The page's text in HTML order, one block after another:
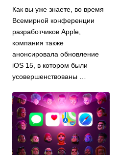
Как вы уже знаете, во время
Всемирной конференции
разработчиков Apple,
компания также
анонсировала обновление
iOS 15, в котором были
усовершенствованы …